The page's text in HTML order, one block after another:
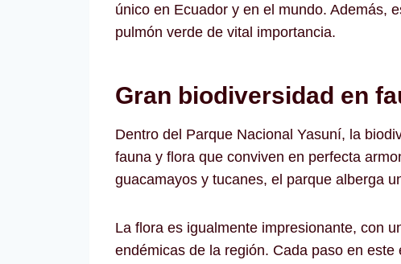
único en Ecuador y en el mundo. Además,
pulmón verde de vital importancia.
Gran biodiversidad en
Dentro del Parque Nacional Yasuní, la
fauna y flora que conviven en perfecta
guacamayos y tucanes, el parque alberga
La flora es igualmente impresionante, con
endémicas de la región. Cada paso en